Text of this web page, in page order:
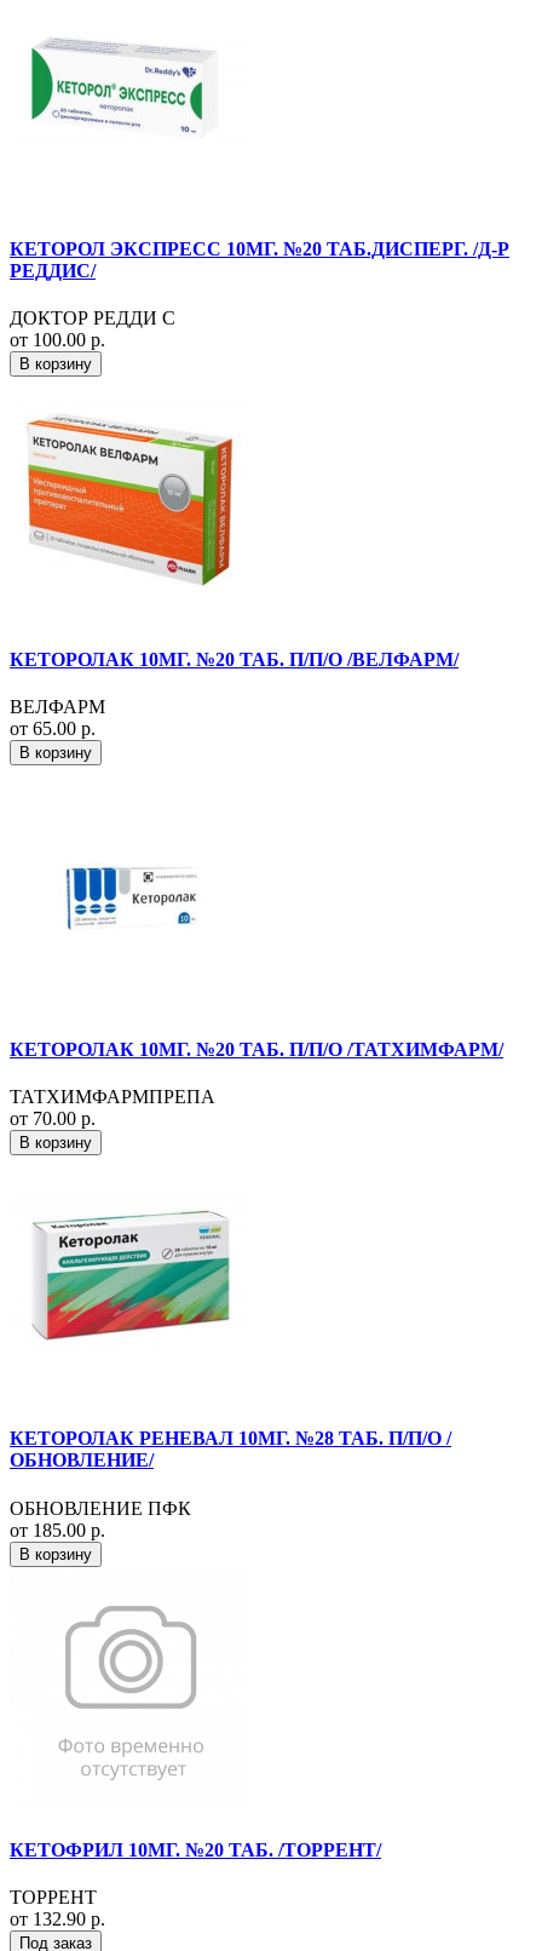
КЕТОРОЛ ЭКСПРЕСС 10МГ. №20 ТАБ.ДИСПЕРГ. /Д-Р
РЕДДИС/
ДОКТОР РЕДДИ С
от 100.00 р.
В корзину
КЕТОРОЛАК 10МГ. №20 ТАБ. П/П/О /ВЕЛФАРМ/
ВЕЛФАРМ
от 65.00 р.
В корзину
КЕТОРОЛАК 10МГ. №20 ТАБ. П/П/О /ТАТХИМФАРМ/
ТАТХИМФАРМПРЕПА
от 70.00 р.
В корзину
КЕТОРОЛАК РЕНЕВАЛ 10МГ. №28 ТАБ. П/П/О /
ОБНОВЛЕНИЕ/
ОБНОВЛЕНИЕ ПФК
от 185.00 р.
В корзину
КЕТОФРИЛ 10МГ. №20 ТАБ. /ТОРРЕНТ/
ТОРРЕНТ
от 132.90 р.
Под заказ